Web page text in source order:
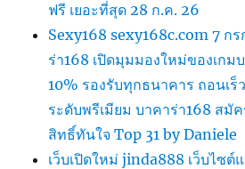
ฟรี เยอะที่สุด 28 ก.ค. 26
Sexy168 sexy168c.com 7 ก
ร่า168 เปิดมุมมองใหม่ของเกม
10% รองรับทุกธนาคาร ถอนเ
ระดับพรีเมียม บาคาร่า168 สมั
สิทธิ์ทันใจ Top 31 by Daniele
เว็บเปิดใหม่ jinda888 เว็บไซต์